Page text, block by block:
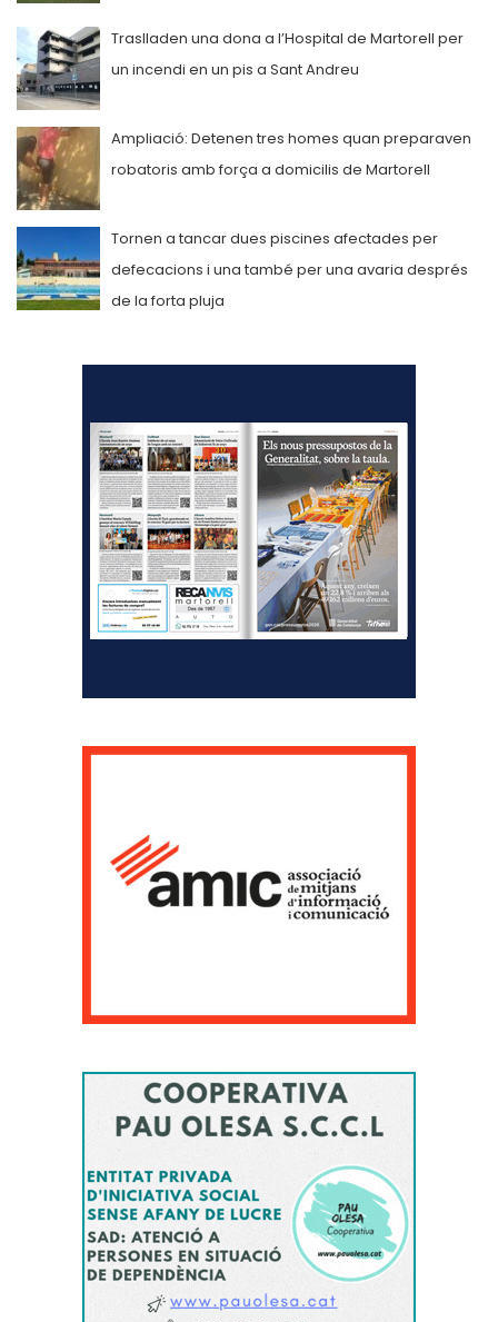
Traslladen una dona a l’Hospital de Martorell per
un incendi en un pis a Sant Andreu
Ampliació: Detenen tres homes quan preparaven
robatoris amb força a domicilis de Martorell
Tornen a tancar dues piscines afectades per
defecacions i una també per una avaria després
de la forta pluja